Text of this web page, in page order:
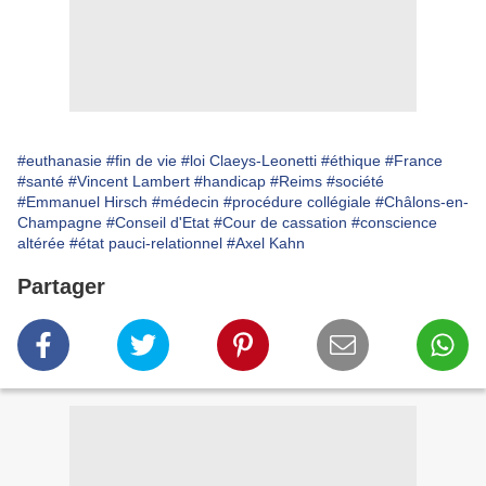
#euthanasie #fin de vie #loi Claeys-Leonetti #éthique #France
#santé #Vincent Lambert #handicap #Reims #société
#Emmanuel Hirsch #médecin #procédure collégiale #Châlons-en-
Champagne #Conseil d'Etat #Cour de cassation #conscience
altérée #état pauci-relationnel #Axel Kahn
Partager